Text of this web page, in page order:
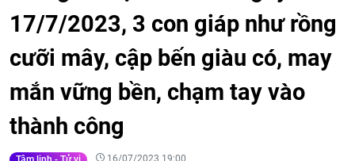
17/7/2023, 3 con giáp như rồng
cưỡi mây, cập bến giàu có, may
mắn vững bền, chạm tay vào
thành công